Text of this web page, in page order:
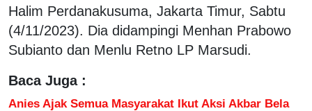
Halim Perdanakusuma, Jakarta Timur, Sabtu
(4/11/2023). Dia didampingi Menhan Prabowo
Subianto dan Menlu Retno LP Marsudi.
Baca Juga :
Anies Ajak Semua Masyarakat Ikut Aksi Akbar Bela